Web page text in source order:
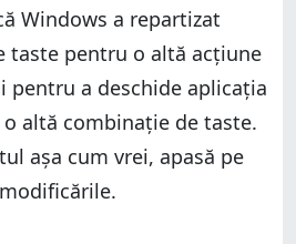
Windows a repartizat
taste pentru o altă acțiune
pentru a deschide aplicația
altă combinație de taste.
așa cum vrei, apasă pe